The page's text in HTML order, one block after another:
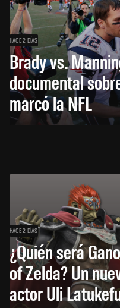
HACE 2 DÍAS
Brady vs.
documental
marcó la NFL
HACE 2 DÍAS
¿Quién será
of Zelda? Un
actor Uli